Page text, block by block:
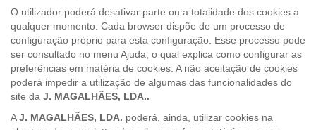
O utilizador poderá desativar parte ou a totalidade dos cookies a
qualquer momento. Cada browser dispõe de um processo de
configuração próprio para esta configuração. Esse processo pode
ser consultado no menu Ajuda, o qual explica como configurar as
preferências em matéria de cookies. A não aceitação de cookies
poderá impedir a utilização de algumas das funcionalidades do
site da J. MAGALHÃES, LDA..
AJ. MAGALHÃES, LDA. poderá, ainda, utilizar cookies na